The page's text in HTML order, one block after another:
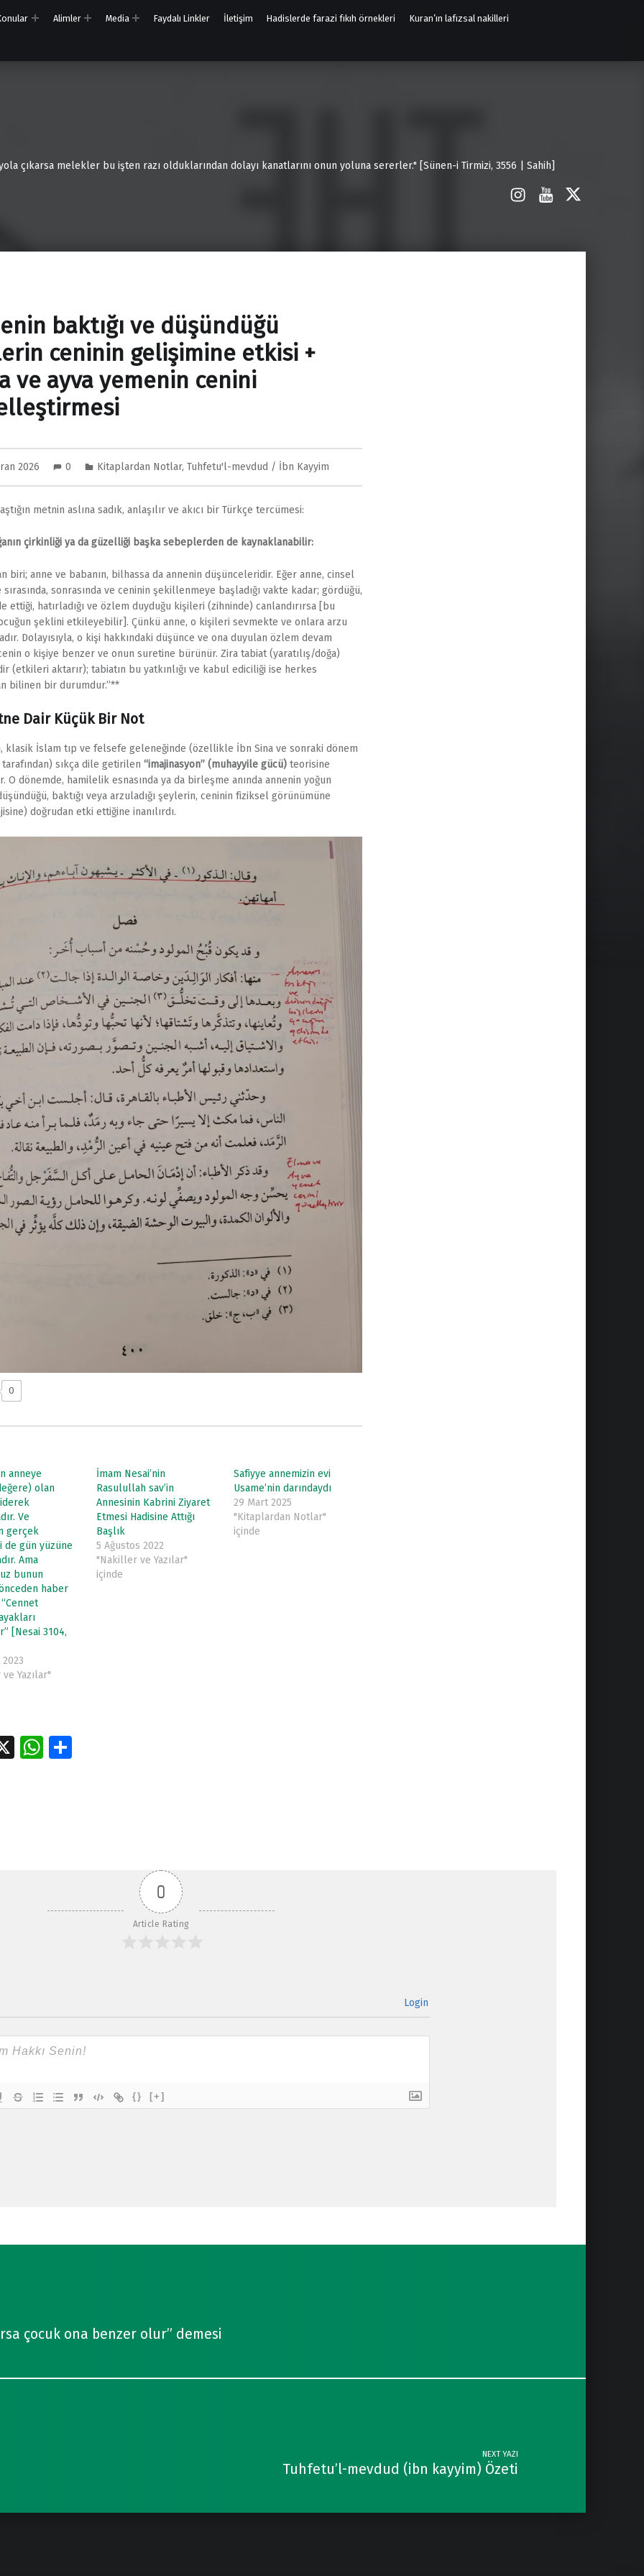
Alimler Media Faydalı Linkler İletişim Hadislerde farazi fıkıh örnekleri Kuran’ın lafızsal nakilleri
çıkarsa melekler bu işten razı olduklarından dolayı kanatlarını onun yoluna sererler." [Sünen-i Tirmizi, 3556 | Sahih]
İnstagram
Youtube
baktığı ve düşündüğü
ceninin gelişimine etkisi +
ve ayva yemenin cenini
2026 0 Kitaplardan Notlar, Tuhfetu'l-mevdud / İbn Kayyim
metnin aslına sadık, anlaşılır ve akıcı bir Türkçe tercümesi:
çirkinliği ya da güzelliği başka sebeplerden de kaynaklanabilir:
biri; anne ve babanın, bilhassa da annenin düşünceleridir. Eğer anne, cinsel
sonrasında ve ceninin şekillenmeye başladığı vakte kadar; gördüğü,
ettiği, hatırladığı ve özlem duyduğu kişileri (zihninde) canlandırırsa [bu
şeklini etkileyebilir]. Çünkü anne, o kişileri sevmekte ve onlara arzu
Dolayısıyla, o kişi hakkındaki düşünce ve ona duyulan özlem devam
o kişiye benzer ve onun suretine bürünür. Zira tabiat (yaratılış/doğa)
(etkileri aktarır); tabiatın bu yatkınlığı ve kabul ediciliği ise herkes
bilinen bir durumdur.”**
Dair Küçük Bir Not
klasik İslam tıp ve felsefe geleneğinde (özellikle İbn Sina ve sonraki dönem
sıkça dile getirilen “imajinasyon” (muhayyile gücü)teorisine
O dönemde, hamilelik esnasında ya da birleşme anında annenin yoğun
baktığı veya arzuladığı şeylerin, ceninin fiziksel görünümüne
doğrudan etki ettiğine inanılırdı.
0
anneye
olan
Ve
gerçek
de gün yüzüne
Ama
bunun
haber
[Nesai 3104,
Yazılar"
İmam Nesai’nin
Rasulullah sav’in
Annesinin Kabrini Ziyaret
Etmesi Hadisine Attığı
Başlık
5 Ağustos 2022
"Nakiller ve Yazılar"
içinde
Safiyye annemizin evi
Usame’nin darındaydı
29 Mart 2025
"Kitaplardan Notlar"
içinde
X
W S
0
Article Rating
Login
{} [+]
çocuk ona benzer olur” demesi
NEXT YAZI
Tuhfetu’l-mevdud (ibn kayyim) Özeti